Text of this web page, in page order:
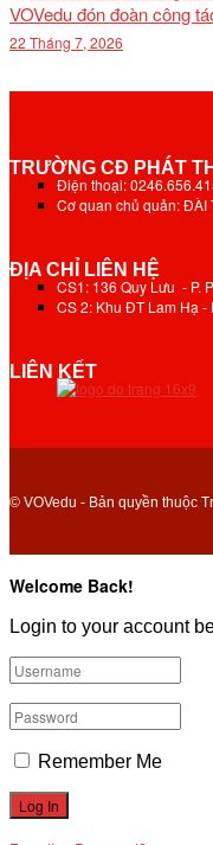
VOVedu đón đoàn công
22 Tháng 7, 2026
TRƯỜNG CĐ PHÁT
Điện thoại:
Cơ quan chủ quản: ĐÀI
ĐỊA CHỈ LIÊN HỆ
CS1: 136 Quy Lưu - P.
CS 2: Khu ĐT Lam Hạ -
LIÊN KẾT
© VOVedu - Bản quyền thuộc
Welcome Back!
Login to your account
Remember Me